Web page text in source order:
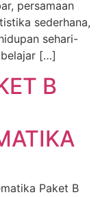
persamaan
sederhana,
sehari-
[…]
B
Paket B